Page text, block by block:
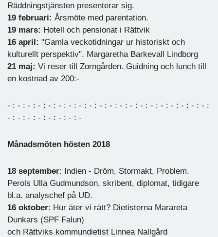
Räddningstjänsten presenterar sig.
19 februari: Årsmöte med parentation.
19 mars: Hotell och pensionat i Rättvik
16 april: "Gamla veckotidningar ur historiskt och
kulturellt perspektiv". Margaretha Barkevall Lindborg
21 maj: Vi reser till Zorngården. Guidning och lunch till
en kostnad av 200:-
- : - : - : - : - : - : - : - : - : - : - : - : - : - : - : - : - : - : - : - :
- : - : - : - : - : - : - : -
Månadsmöten hösten 2018
18 september: Indien - Dröm, Stormakt, Problem.
Perols Ulla Gudmundson, skribent, diplomat, tidigare
bl.a. analyschef på UD.
16 oktober: Hur äter vi rätt? Dietisterna Marareta
Dunkars (SPF Falun)
och Rättviks kommundietist Linnea Nallgård